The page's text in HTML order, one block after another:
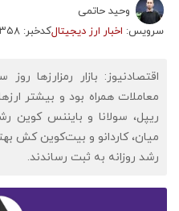
وحید حاتمی
سرویس: اخبار ارز دیجیتالکدخبر: ۷۹۵۳۵۸
اقتصادنیوز: بازار رمزارزها
معاملات همراه بود و بیشتر
ریپل، سولانا و بایننس کوین
میان، کاردانو و بیت‌کوین کش
رشد روزانه به ثبت رساندند.